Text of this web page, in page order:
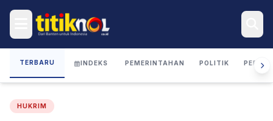
TERBARU INDEKS PEMERINTAHAN POLITIK
HUKRIM